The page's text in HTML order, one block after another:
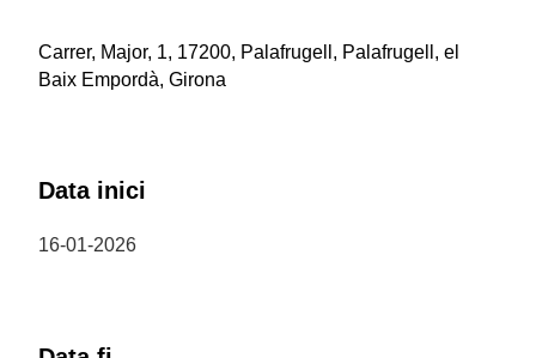
Carrer, Major, 1, 17200, Palafrugell, Palafrugell, el
Baix Empordà, Girona
Data inici
16-01-2026